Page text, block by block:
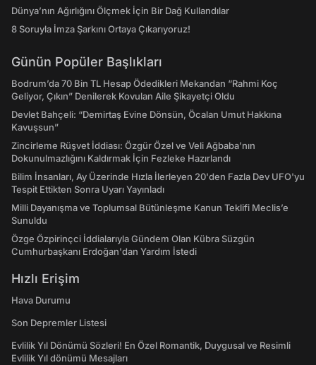
Dünya’nın Ağırlığını Ölçmek İçin Bir Dağ Kullandılar
8 Soruyla İmza Şarkını Ortaya Çıkarıyoruz!
Günün Popüler Başlıkları
Bodrum’da 70 Bin TL Hesap Ödedikleri Mekandan “Rahmi Koç
Geliyor, Çıkın” Denilerek Kovulan Aile Şikayetçi Oldu
Devlet Bahçeli: “Demirtaş Evine Dönsün, Öcalan Umut Hakkına
Kavuşsun”
Zincirleme Rüşvet İddiası: Özgür Özel ve Veli Ağbaba’nın
Dokunulmazlığını Kaldırmak İçin Fezleke Hazırlandı
Bilim İnsanları, Ay Üzerinde Hızla İlerleyen 20'den Fazla Dev UFO'yu
Tespit Ettikten Sonra Uyarı Yayınladı
Milli Dayanışma ve Toplumsal Bütünleşme Kanun Teklifi Meclis’e
Sunuldu
Özge Özpirinçci İddialarıyla Gündem Olan Kübra Süzgün
Cumhurbaşkanı Erdoğan'dan Yardım İstedi
Hızlı Erişim
Hava Durumu
Son Depremler Listesi
Evlilik Yıl Dönümü Sözleri! En Özel Romantik, Duygusal ve Resimli
Evlilik Yıl dönümü Mesajları